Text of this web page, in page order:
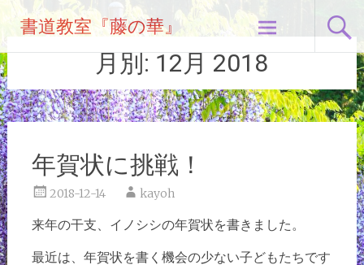
テ
ン
ツ
へ
ス
キ
ッ
プ
書道教室『藤の華』
月別: 12月 2018
年賀状に挑戦！
2018-12-14 kayoh
来年の干支、イノシシの年賀状を書きました。
最近は、年賀状を書く機会の少ない子どもたちです